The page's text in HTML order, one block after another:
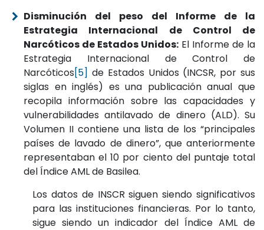
Disminución del peso del Informe de la
Estrategia Internacional de Control de
Narcóticos de Estados Unidos: El Informe de la
Estrategia Internacional de Control de
Narcóticos[5] de Estados Unidos (INCSR, por sus
siglas en inglés) es una publicación anual que
recopila información sobre las capacidades y
vulnerabilidades antilavado de dinero (ALD). Su
Volumen II contiene una lista de los “principales
países de lavado de dinero”, que anteriormente
representaban el 10 por ciento del puntaje total
del Índice AML de Basilea.
Los datos de INSCR siguen siendo significativos
para las instituciones financieras. Por lo tanto,
sigue siendo un indicador del Índice AML de